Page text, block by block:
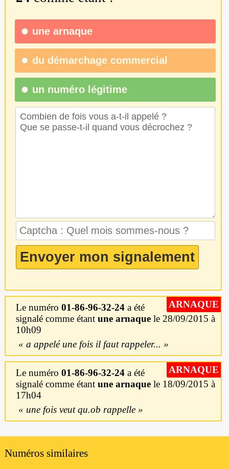
une arnaque
du démarchage commercial
un numéro légitime
ARNAQUE
Le numéro 01-86-96-32-24a été
signalé comme étant une arnaquele 28/09/2015 à
10h09
a appelé une fois il faut rappeler...
ARNAQUE
Le numéro 01-86-96-32-24a été
signalé comme étant une arnaquele 18/09/2015 à
17h04
une fois veut qu.ob rappelle
Numéros similaires